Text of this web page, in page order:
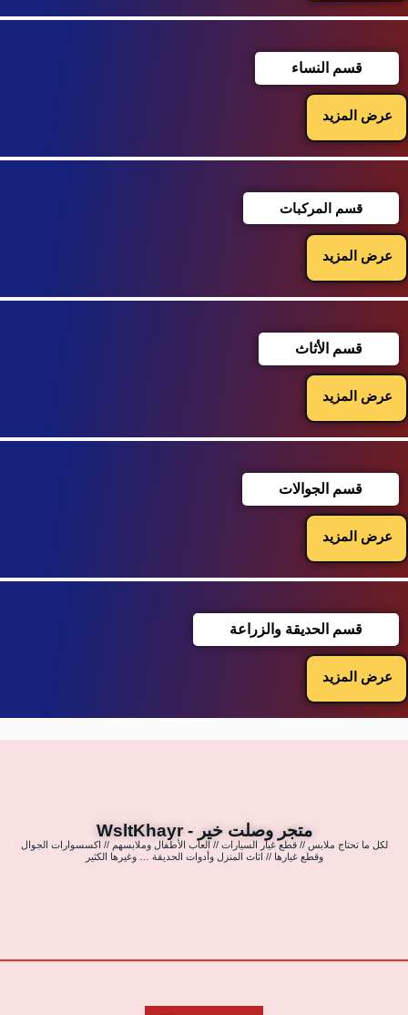
قسم النساء
عرض المزيد
قسم المركبات
عرض المزيد
قسم الأثاث
عرض المزيد
قسم الجوالات
عرض المزيد
قسم الحديقة والزراعة
عرض المزيد
متجر وصلت خير - WsltKhayr
لكل ما تحتاج ملابس // قطع غيار السيارات // العاب الأطفال وملابسهم // اكسسوارات الجوال
وقطع غيارها // اثاث المنزل وأدوات الحديقة … وغيرها الكثير